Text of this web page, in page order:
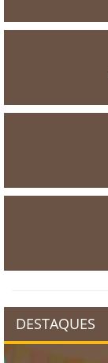
DESTAQUES